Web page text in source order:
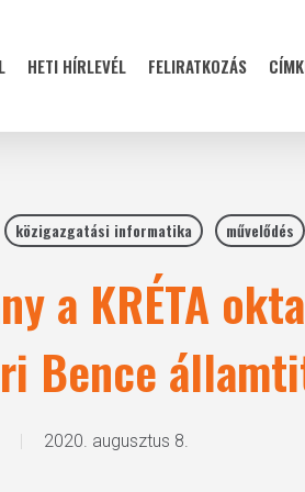
HETI HÍRLEVÉL FELIRATKOZÁS
közigazgatási informatika művelődés
a KRÉTA
Bence
2020. augusztus 8.